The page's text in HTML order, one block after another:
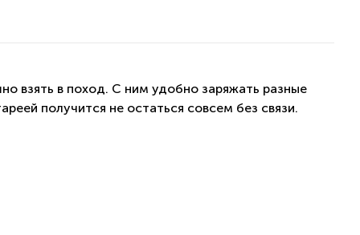
взять в поход. С ним удобно заряжать разные
получится не остаться совсем без связи.